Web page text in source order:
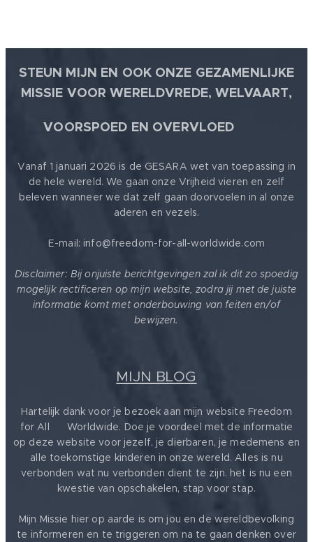
STEUN MIJN EN OOK ONZE GEZAMENLIJKE
MISSIE VOOR WERELDVREDE, WELVAART,
VOORSPOED EN OVERVLOED
Vanaf 1 januari 2026 is de GESARA wet van toepassing in
de hele wereld. We gaan onze Vrijheid vieren en zelf
beleven wanneer we dat zelf gaan doorvoelen in al onze
aderen en vezels.
E-mail: info@freedom-for-all-worldwide.com
Disclaimer: Bij onjuiste berichtgevingen zal ik dit zo spoedig
mogelijk rectificeren op mijn website, zodra jij met de juiste
informatie komt met onderbouwing van feiten en/of
bewijzen.
MIJN BLOG
Hartelijk dank voor je bezoek aan mijn website Freedom
for All ❤️ Worldwide. Doe je voordeel met de informatie
op deze website voor jezelf, je dierbaren, je medemens en
alle toekomstige kinderen in onze wereld. Alles is nu
verbonden wat nu verbonden dient te zijn. het is nu een
kwestie van opschakelen, stap voor stap.
Mijn Missie hier op aarde is om jou en de wereldbevolking
te informeren en te triggeren om na te gaan denken over